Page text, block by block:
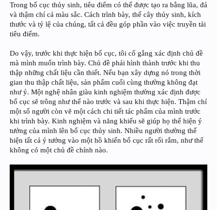
Trong bố cục thủy sinh, tiêu điểm có thể được tạo ra bằng lũa, đá
và thậm chí cả màu sắc. Cách trình bày, thế cây thủy sinh, kích
thước và tỷ lệ của chúng, tất cả đều góp phần vào việc truyền tải
tiêu điểm.
Do vậy, trước khi thực hiện bố cục, tôi cố gắng xác định chủ đề
mà mình muốn trình bày. Chủ đề phải hình thành trước khi thu
thập những chất liệu cần thiết. Nếu bạn xây dựng nó trong thời
gian thu thập chất liệu, sản phẩm cuối cùng thường không đạt
như ý. Một nghệ nhân giàu kinh nghiệm thường xác định được
bố cục sẽ trông như thế nào trước và sau khi thực hiện. Thậm chí
một số người còn vẽ một cách chi tiết tác phẩm của mình trước
khi trình bày. Kinh nghiệm và năng khiếu sẽ giúp họ thể hiện ý
tưởng của mình lên bố cục thủy sinh. Nhiều người thường thể
hiện tất cả ý tưởng vào một hồ khiến bố cục rất rối rắm, như thể
không có một chủ đề chính nào.